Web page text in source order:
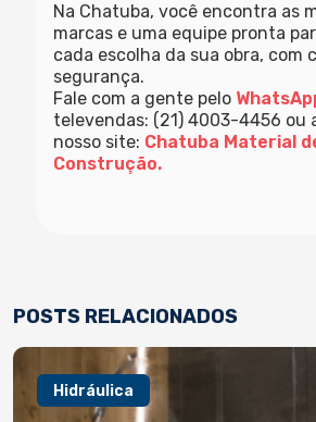
Na Chatuba, você encontra as
marcas e uma equipe pronta
cada escolha da sua obra, com
segurança.
Fale com a gente pelo
televendas: (21) 4003-4456 ou
nosso site: Chatuba Material
Construção.
POSTS RELACIONADOS
Hidráulica